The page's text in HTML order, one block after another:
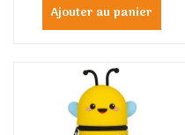
Ajouter au panier